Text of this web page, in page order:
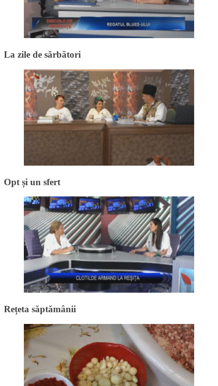
La zile de sărbători
Opt și un sfert
Rețeta săptămânii